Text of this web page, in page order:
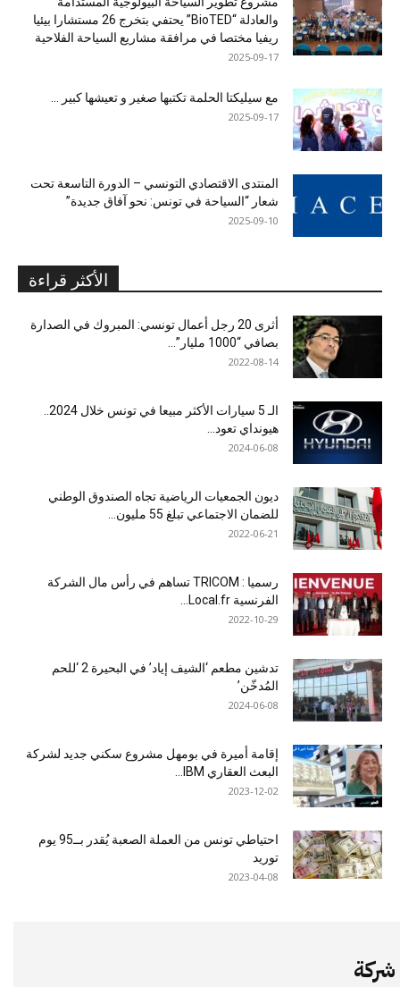
والعادلة “BioTED” يحتفي بتخرج 26 مستشارا بيئيا
ريفيا مختصا في مرافقة مشاريع السياحة الفلاحية
2025-09-17
مع سيليكتا الحلمة تكتبها صغير و تعيشها كبير …
2025-09-17
المنتدى الاقتصادي التونسي – الدورة التاسعة تحت
شعار “السياحة في تونس: نحو آفاق جديدة”
2025-09-10
الأكثر قراءة
أثرى 20 رجل أعمال تونسي: المبروك في الصدارة
بصافي “1000 مليار”...
2022-08-14
هيونداي تعود...
2024-06-08
ديون الجمعيات الرياضية تجاه الصندوق الوطني
للضمان الاجتماعي تبلغ 55 مليون...
2022-06-21
رسميا : TRICOM تساهم في رأس مال الشركة
الفرنسية Local.fr...
2022-10-29
تدشين مطعم ‘الشيف إياد’ في البحيرة 2 ‘للحم
المُدخّن’
2024-06-08
إقامة أميرة في بومهل مشروع سكني جديد لشركة
البعث العقاري IBM...
2023-12-02
احتياطي تونس من العملة الصعبة يُقدر بــ95 يوم
توريد
2023-04-08
شركة